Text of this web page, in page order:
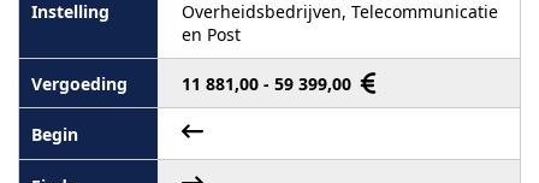
Overheidsbedrijven, Telecommunicatie
en Post
11 881,00 - 59 399,00